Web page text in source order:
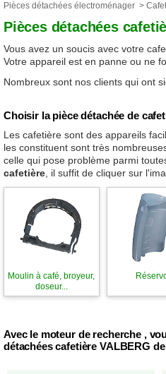
Pièces détachées électroménager >
Pièces détachées
Vous avez un soucis avec votre
Votre appareil est en panne ou ne
Nombreux sont nos clients qui ont
Choisir la pièce détachée de
Les cafetière sont des appareils
les constituent sont très
celle qui pose problème parmi
cafetière , il suffit de cliquer sur
Moulin à café, broyeur,
doseur...
Avec le moteur de recherche ,
détachées cafetière VALBERG